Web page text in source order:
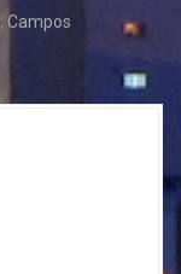
Campos